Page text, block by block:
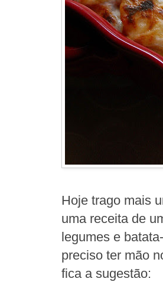
Hoje trago mais
uma receita de
legumes e
preciso ter mão
fica a sugestão: